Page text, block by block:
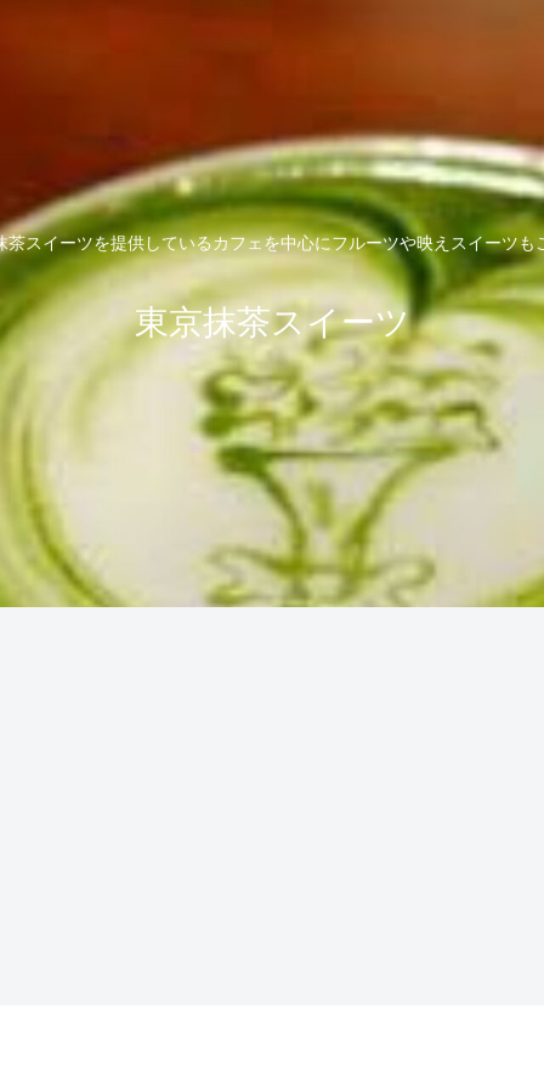
茶スイーツを提供しているカフェを中心にフルーツや映えスイーツも
東京抹茶スイーツ